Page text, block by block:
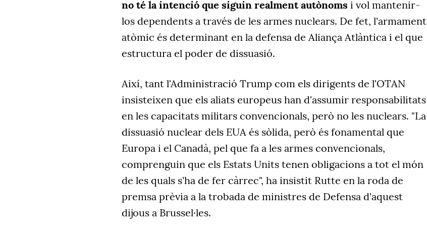
no té la intenció que siguin realment autònoms i vol mantenir-
los dependents a través de les armes nuclears. De fet, l'armament
atòmic és determinant en la defensa de Aliança Atlàntica i el que
estructura el poder de dissuasió.
Així, tant l'Administració Trump com els dirigents de l'OTAN
insisteixen que els aliats europeus han d'assumir responsabilitats
en les capacitats militars convencionals, però no les nuclears. "La
dissuasió nuclear dels EUA és sòlida, però és fonamental que
Europa i el Canadà, pel que fa a les armes convencionals,
comprenguin que els Estats Units tenen obligacions a tot el món
de les quals s'ha de fer càrrec", ha insistit Rutte en la roda de
premsa prèvia a la trobada de ministres de Defensa d'aquest
dijous a Brussel·les.